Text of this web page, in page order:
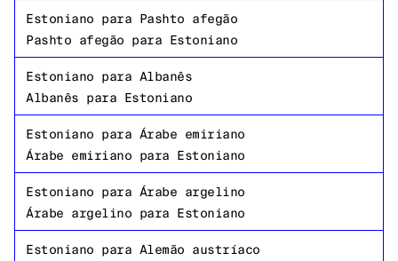
Estoniano para Pashto afegão
Pashto afegão para Estoniano
Estoniano para Albanês
Albanês para Estoniano
Estoniano para Árabe emiriano
Árabe emiriano para Estoniano
Estoniano para Árabe argelino
Árabe argelino para Estoniano
Estoniano para Alemão austríaco